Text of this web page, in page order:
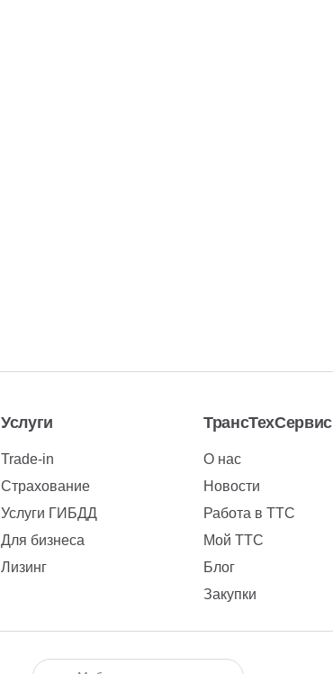
Услуги
Trade-in
Страхование
Услуги ГИБДД
Для бизнеса
Лизинг
ТрансТехСервис
О нас
Новости
Работа в ТТС
Мой ТТС
Блог
Закупки